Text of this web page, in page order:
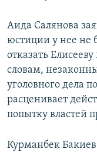
Аида Салянова
юстиции у нее не
отказать
словам,
уголовного дела
расценивает
попытку властей
Курманбек Бакиев